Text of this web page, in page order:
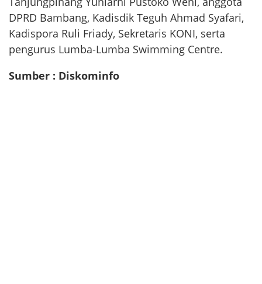
DPRD Bambang, Kadisdik Teguh Ahmad Syafari,
Kadispora Ruli Friady, Sekretaris KONI, serta
pengurus Lumba-Lumba Swimming Centre.
Sumber : Diskominfo